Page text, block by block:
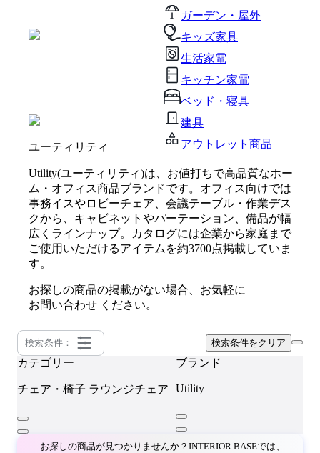
ガーデン・屋外
キッズ家具
生活家電
キッチン家電
ベッド・寝具
建具
アウトレット商品
ユーティリティ
Utility(ユーティリティ)は、お値打ちで高品質なホー
ム・オフィス商品ブランドです。オフィス向けでは
事務イスやロビーチェア、会議テーブル・作業デス
クから、キャビネットやパーテーション、備品が幅
広くラインナップ。カタログには企業から家庭まで
ご使用いただけるアイテムを約3700点掲載していま
す。
お探しの商品の掲載がない場合、お気軽に
お問い合わせ ください。
検索条件： 検索条件をクリア
カテゴリー
チェア・椅子 ラウンジチェア
ブランド
Utility
お探しの商品が見つかりませんか？INTERIOR BASEでは、